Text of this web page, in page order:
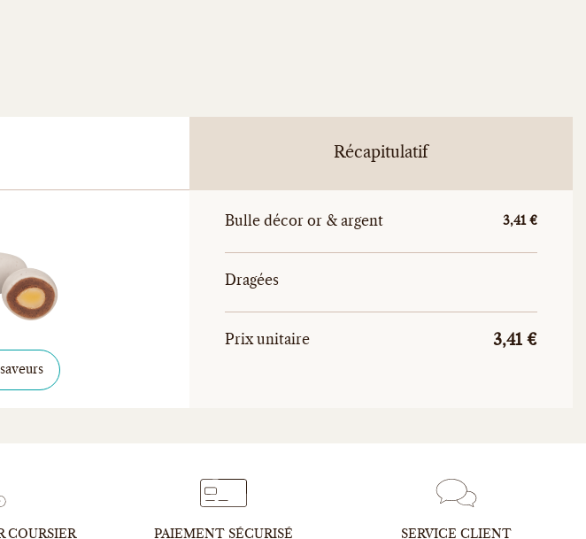
Récapitulatif
Bulle décor or & argent Prix unitaire
3,41 €
Dragées
Prix unitaire total
Prix unitaire 3,41 €
COURSIER PAIEMENT SÉCURISÉ SERVICE CLIENT